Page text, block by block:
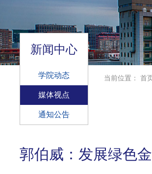
新闻中心
学院动态
媒体视点
通知公告
当前位置：首
郭伯威：发展绿色